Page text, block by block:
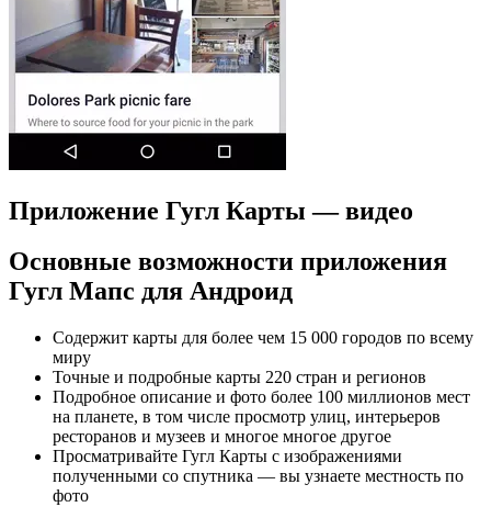
Приложение Гугл Карты — видео
Основные возможности приложения
Гугл Мапс для Андроид
Содержит карты для более чем 15 000 городов по всему
миру
Точные и подробные карты 220 стран и регионов
Подробное описание и фото более 100 миллионов мест
на планете, в том числе просмотр улиц, интерьеров
ресторанов и музеев и многое многое другое
Просматривайте Гугл Карты с изображениями
полученными со спутника — вы узнаете местность по
фото